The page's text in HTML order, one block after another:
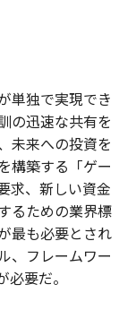
単独で実現でき
の迅速な共有を
未来への投資を
構築する「ゲー
求、新しい資金
るための業界標
最も必要とされ
、フレームワー
要だ。